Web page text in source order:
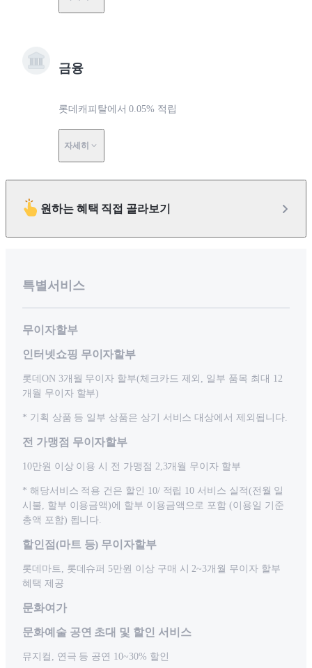
금융
롯데캐피탈에서 0.05% 적립
자세히
원하는 혜택 직접 골라보기
특별서비스
무이자할부
인터넷쇼핑 무이자할부
롯데ON 3개월 무이자 할부(체크카드 제외, 일부 품목 최대 12
개월 무이자 할부)
* 기획 상품 등 일부 상품은 상기 서비스 대상에서 제외됩니다.
전 가맹점 무이자할부
10만원 이상 이용 시 전 가맹점 2,3개월 무이자 할부
* 해당서비스 적용 건은 할인 10/ 적립 10 서비스 실적(전월 일
시불, 할부 이용금액)에 할부 이용금액으로 포함 (이용일 기준
총액 포함) 됩니다.
할인점(마트 등) 무이자할부
롯데마트, 롯데슈퍼 5만원 이상 구매 시 2~3개월 무이자 할부
혜택 제공
문화여가
문화예술 공연 초대 및 할인 서비스
뮤지컬, 연극 등 공연 10~30% 할인